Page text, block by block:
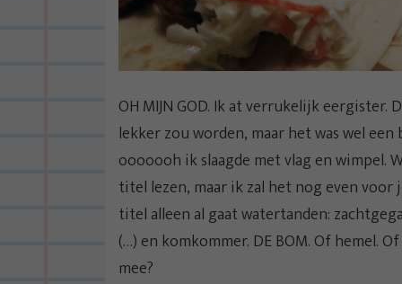
OH MIJN GOD. Ik at verrukelijk eergister.
lekker zou worden, maar het was wel
ooooooh ik slaagde met vlag en wimpel.
titel lezen, maar ik zal het nog even voor
titel alleen al gaat watertanden:
(…) en komkommer. DE BOM. Of hemel.
mee?